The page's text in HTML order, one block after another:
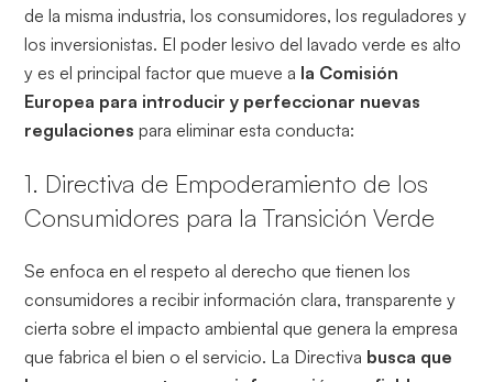
de la misma industria, los consumidores, los reguladores y
los inversionistas. El poder lesivo del lavado verde es alto
y es el principal factor que mueve a la Comisión
Europea para introducir y perfeccionar nuevas
regulaciones para eliminar esta conducta:
1. Directiva de Empoderamiento de los
Consumidores para la Transición Verde
Se enfoca en el respeto al derecho que tienen los
consumidores a recibir información clara, transparente y
cierta sobre el impacto ambiental que genera la empresa
que fabrica el bien o el servicio. La Directiva busca que